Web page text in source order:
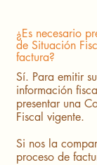
¿Es necesario
de Situación
factura?
Sí. Para emitir
información
presentar una
Fiscal vigente.
Si nos la
proceso de